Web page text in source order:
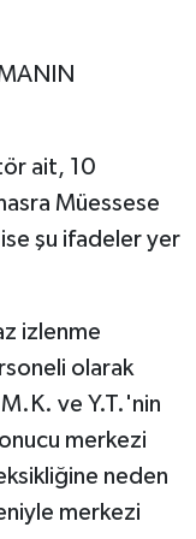
ait, 10
Müessese
şu ifadeler yer
izlenme
olarak
ve Y.T.'nin
merkezi
neden
merkezi